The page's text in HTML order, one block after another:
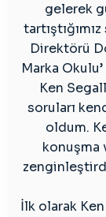
gelerek
Direktörü
Marka
Ken
soruları
oldum.
konuşma
İlk olarak Ken